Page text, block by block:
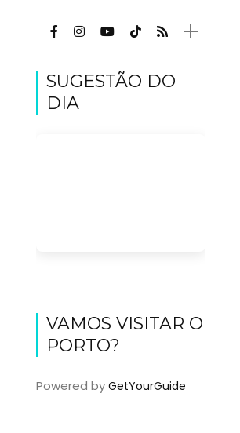
SUGESTÃO DO
DIA
VAMOS VISITAR O
PORTO?
Powered byGetYourGuide